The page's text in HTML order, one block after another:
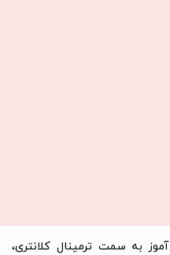
به سمت ترمینال کلانتری،